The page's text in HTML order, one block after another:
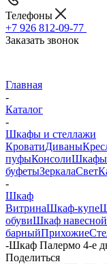
Телефоны
+7 926 812-09-77
Заказать звонок
Главная
-
Каталог
-
Шкафы и стеллажи
КроватиДиваны
пуфыКонсолиШкафы
буфетыЗеркалаСвет
-
Шкаф
ВитринаШкаф-купе
обувиШкаф навесной
барныйПрихожие
-Шкаф Палермо 4-е
Поделиться